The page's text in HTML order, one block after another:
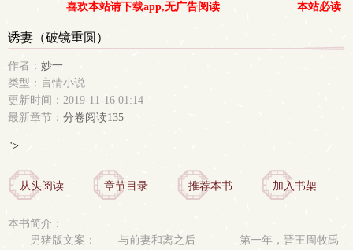
喜欢本站请下载app,无广告阅读 本站必读
诱妻（破镜重圆）
作者： 妙一
类型：言情小说
更新时间：2019-11-16 01:14
最新章节： 分卷阅读135
">
从头阅读 章节目录 推荐本书 加入书架
本书简介：
男猪版文案： 与前妻和离之后—— 第一年，晋王周牧禹